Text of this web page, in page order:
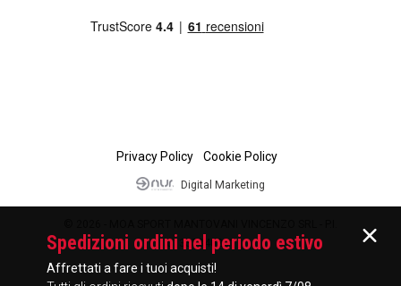
Privacy Policy Cookie Policy
Digital Marketing
01335840201
Spedizioni ordini nel periodo estivo
Affrettati a fare i tuoi acquisti!